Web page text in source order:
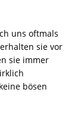
uns oftmals
sie vor
sie immer
bösen